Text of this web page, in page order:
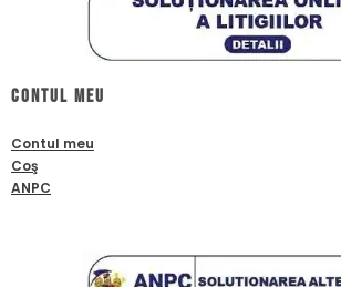
Contul meu
Contul meu
Coş
ANPC